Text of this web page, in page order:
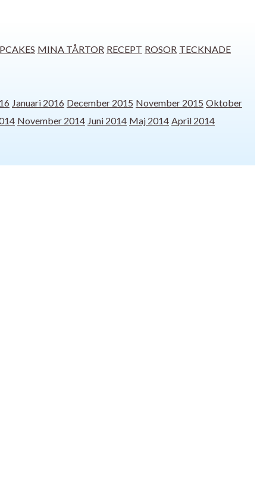
MINA TÅRTOR RECEPT ROSOR TECKNADE
Januari 2016 December 2015 November 2015 Oktober
November 2014 Juni 2014 Maj 2014 April 2014